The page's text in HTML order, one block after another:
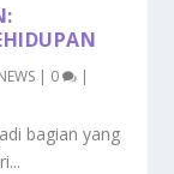
| 0 |
bagian yang